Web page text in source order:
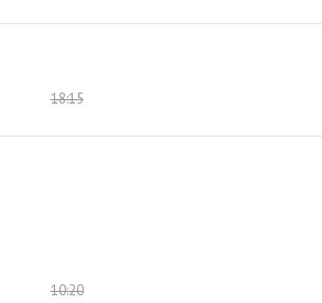
18:15
10:20